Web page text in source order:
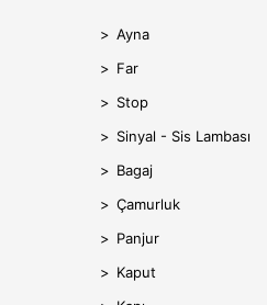
Ayna
Far
Stop
Sinyal - Sis Lambası
Bagaj
Çamurluk
Panjur
Kaput